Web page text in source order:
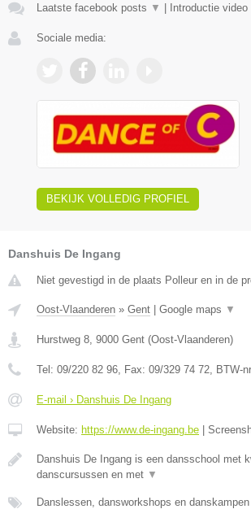
Laatste facebook posts ▼ | Introductie video
Sociale media:
BEKIJK VOLLEDIG PROFIEL
Danshuis De Ingang
Niet gevestigd in de plaats Polleur en in de
Oost-Vlaanderen » Gent Google maps ▼
Hurstweg 8 9000 Gent (Oost-Vlaanderen)
Tel: 09/220 82 96 , Fax: 09/329 74 72 , BTW-
E-mail › Danshuis De Ingang
Website: https://www.de-ingang.be
Danshuis De Ingang is een dansschool met
danscursussen en met ▼
Danslessen, dansworkshops en danskampen